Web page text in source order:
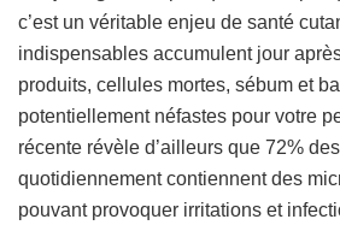
c’est un véritable enjeu de santé
indispensables accumulent jour
produits, cellules mortes, sébum et
potentiellement néfastes pour votre
récente révèle d’ailleurs que 72%
quotidiennement contiennent des
pouvant provoquer irritations et